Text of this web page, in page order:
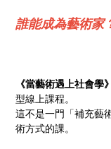
誰能成為藝術家
《當藝術遇上社會學
型線上課程。
這不是一門「補充藝
術方式的課。